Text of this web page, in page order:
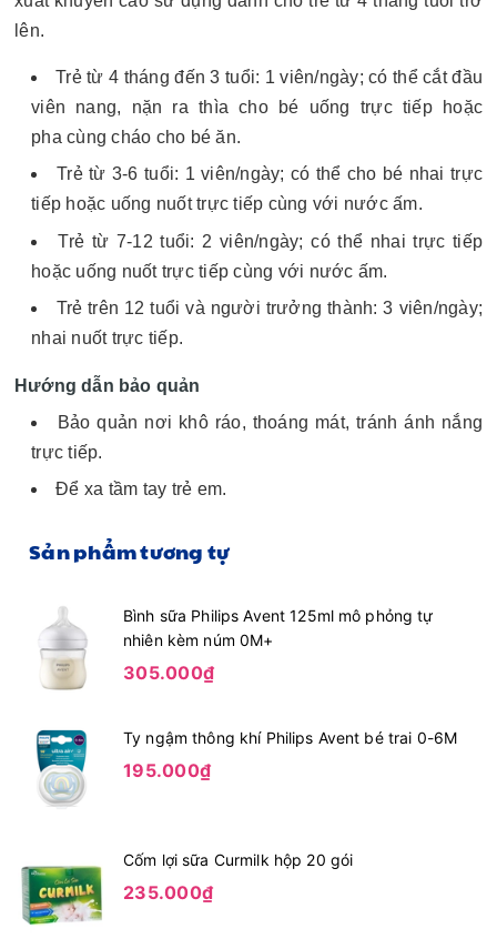
lên.
Trẻ từ 4 tháng đến 3 tuổi: 1 viên/ngày; có thể cắt đầu
viên nang, nặn ra thìa cho bé uống trực tiếp hoặc
pha cùng cháo cho bé ăn.
Trẻ từ 3-6 tuổi: 1 viên/ngày; có thể cho bé nhai trực
tiếp hoặc uống nuốt trực tiếp cùng với nước ấm.
Trẻ từ 7-12 tuổi: 2 viên/ngày; có thể nhai trực tiếp
hoặc uống nuốt trực tiếp cùng với nước ấm.
Trẻ trên 12 tuổi và người trưởng thành: 3 viên/ngày;
nhai nuốt trực tiếp.
Hướng dẫn bảo quản
Bảo quản nơi khô ráo, thoáng mát, tránh ánh nắng
trực tiếp.
Để xa tầm tay trẻ em.
Sản phẩm tương tự
Bình sữa Philips Avent 125ml mô phỏng tự
nhiên kèm núm 0M+
305.000₫
Ty ngậm thông khí Philips Avent bé trai 0-6M
195.000₫
Cốm lợi sữa Curmilk hộp 20 gói
235.000₫